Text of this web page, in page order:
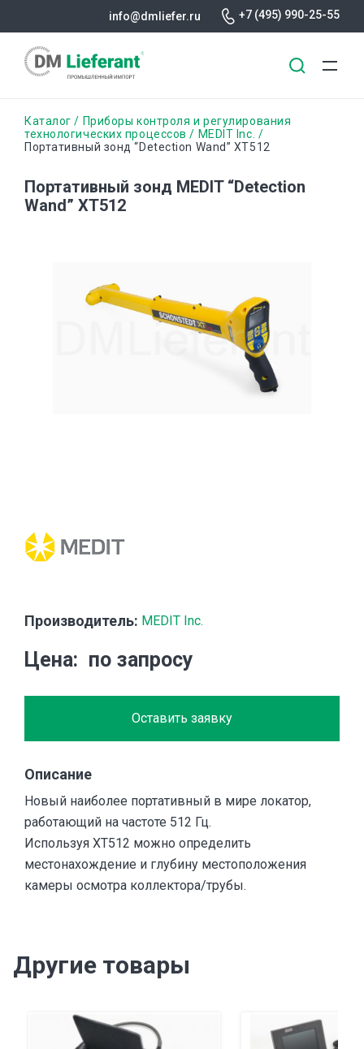
основному
info@dmliefer.ru +7 (495) 990-25-55
Строка
навигации
Каталог
Приборы контроля и регулирования
технологических процессов
MEDIT Inc.
Портативный зонд “Detection Wand” XT512
Портативный зонд MEDIT “Detection
Wand” XT512
Производитель: MEDIT Inc.
Цена по запросу
Оставить заявку
Описание
Новый наиболее портативный в мире локатор,
работающий на частоте 512 Гц.
Используя XT512 можно определить
местонахождение и глубину местоположения
камеры осмотра коллектора/трубы.
Другие товары